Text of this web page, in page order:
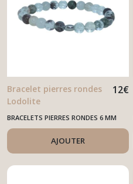
Bracelet pierres rondes
Lodolite
12€
BRACELETS PIERRES RONDES 6 MM
AJOUTER
(68)
roulées
(54)
Divers
(23)
Pendules
(3)